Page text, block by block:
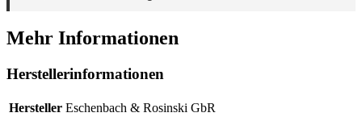
Mehr Informationen
Herstellerinformationen
Hersteller Eschenbach & Rosinski GbR